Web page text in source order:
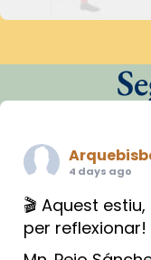
4 days ago
🎬 Aquest
per reflexionar!